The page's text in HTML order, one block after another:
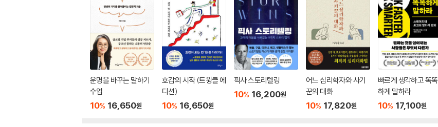
운명을 바꾸는 말하기
수업
10% 16,650원
호감의 시작 (트윙클 에
디션)
10% 16,650원
픽사 스토리텔링
10% 16,200원
어느 심리학자와 사기
꾼의 대화
10% 17,820원
빠르게 생각하고 똑똑
하게 말하라
10% 17,100원